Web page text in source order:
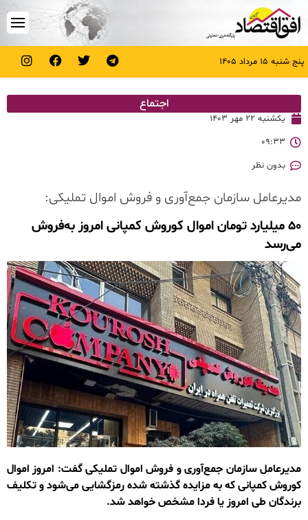
پنج شنبه ۱۵ مرداد ۱۴۰۵
اجتماع
یکشنبه ۲۲ مهر ۱۴۰۳
۰۹:۳۳
بدون نظر
مدیرعامل سازمان جمع‌آوری و فروش اموال تملیکی:
۵۰ میلیارد تومان اموال کوروش کمپانی امروز به‌فروش
می‌رسد
مدیرعامل سازمان جمع‌آوری و فروش اموال تملیکی گفت: امروز اموال
کوروش کمپانی که به مزایده گذشته شده رمزگشایی می‌شود و تکلیف
برندگان طی امروز یا فردا مشخص خواهد شد.